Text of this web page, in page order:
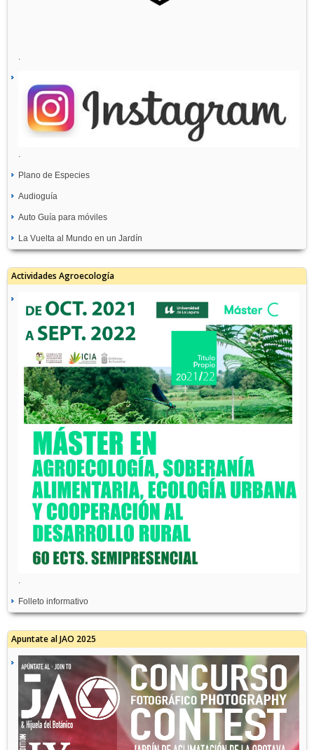
.
.
Plano de Especies
Audioguía
Auto Guía para móviles
La Vuelta al Mundo en un Jardín
Actividades Agroecología
.
Folleto informativo
Apuntate al JAO 2025